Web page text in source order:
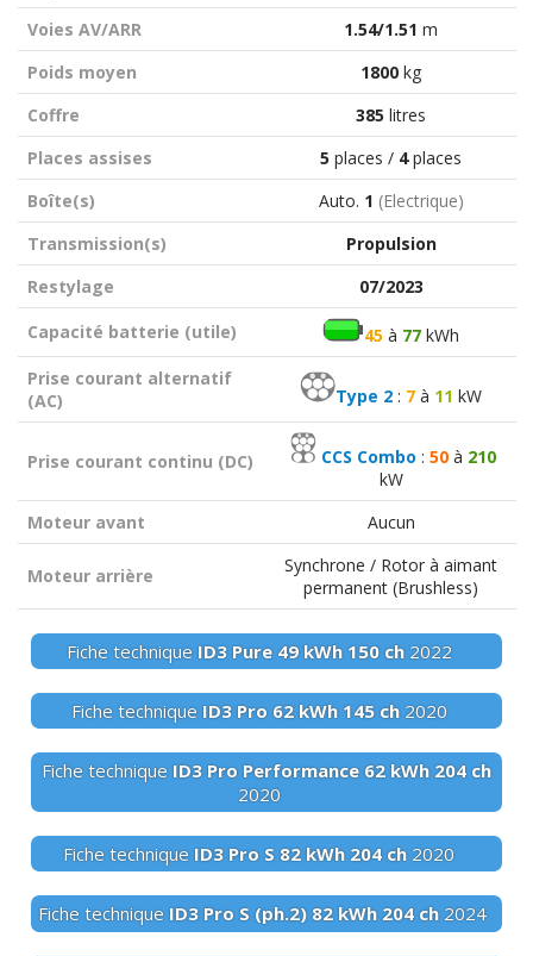
Voies AV/ARR
1.54/1.51 m
Poids moyen
1800 kg
Coffre
385 litres
Places assises
5 places / 4places
Boîte(s)
Auto. 1 (Electrique)
Transmission(s)
Propulsion
Restylage
07/2023
Capacité batterie (utile)
45 à 77 kWh
Prise courant alternatif
(AC)
Type 2 : 7 à 11 kW
Prise courant continu (DC) CCS Combo : 50 à 210
kW
Moteur avant
Aucun
Moteur arrière
Synchrone / Rotor à aimant
permanent (Brushless)
Fiche technique ID3 Pure 49 kWh150 ch2022
Fiche technique ID3 Pro 62 kWh145 ch2020
Fiche technique ID3 Pro Performance 62 kWh 204 ch
2020
Fiche technique ID3 Pro S 82 kWh 204 ch 2020
Fiche technique ID3 Pro S (ph.2) 82 kWh204 ch2024